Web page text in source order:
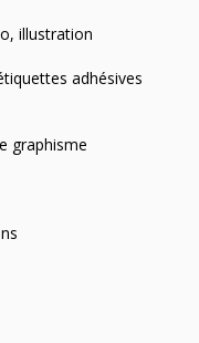
illustration
adhésives
graphisme